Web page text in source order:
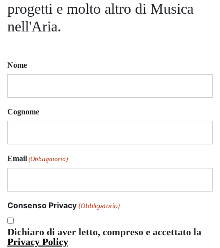
progetti e molto altro di Musica
nell'Aria.
Nome
Cognome
Email (Obbligatorio)
Consenso Privacy (Obbligatorio)
Dichiaro di aver letto, compreso e accettato la
Privacy Policy